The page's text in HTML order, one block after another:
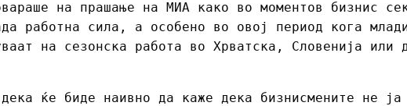
на прашање на МИА како во моментов бизнис
работна сила, а особено во овој период кога
на сезонска работа во Хрватска, Словенија или
ќе биде наивно да каже дека бизнисмените не ја